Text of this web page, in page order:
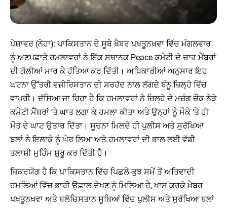
ਪੇਸ਼ਾਵਰ (ਨੇਹਾ): ਪਾਕਿਸਤਾਨ ਦੇ ਸੂਬੇ ਖ਼ੈਬਰ ਪਖ਼ਤੂਨਖ਼ਵਾ ਵਿੱਚ ਮੰਗਲਵਾਰ
ਨੂੰ ਅਣਪਛਾਤੇ ਹਮਲਾਵਰਾਂ ਨੇ ਇੱਕ ਸਥਾਨਕ Peace ਕਮੇਟੀ ਦੇ ਚਾਰ ਮੈਂਬਰਾਂ
ਦੀ ਗੋਲੀਆਂ ਮਾਰ ਕੇ ਹੱਤਿਆ ਕਰ ਦਿੱਤੀ। ਅਧਿਕਾਰੀਆਂ ਅਨੁਸਾਰ ਇਹ
ਘਟਨਾ ਉੱਤਰੀ ਵਜ਼ੀਰਿਸਤਾਨ ਦੀ ਸਰਹੱਦ ਨਾਲ ਲੱਗਦੇ ਬੰਨੂ ਜ਼ਿਲ੍ਹੇ ਵਿੱਚ
ਵਾਪਰੀ। ਦੱਸਿਆ ਜਾ ਰਿਹਾ ਹੈ ਕਿ ਹਮਲਾਵਰਾਂ ਨੇ ਜ਼ਿਲ੍ਹੇ ਦੇ ਮਜ਼ੰਗ ਚੌਕ ਨੇੜੇ
ਕਮੇਟੀ ਮੈਂਬਰਾਂ ’ਤੇ ਘਾਤ ਲਗਾ ਕੇ ਹਮਲਾ ਕੀਤਾ ਅਤੇ ਉਨ੍ਹਾਂ ਨੂੰ ਮੌਕੇ ’ਤੇ ਹੀ
ਮੌਤ ਦੇ ਘਾਟ ਉਤਾਰ ਦਿੱਤਾ। ਸੂਚਨਾ ਮਿਲਦੇ ਹੀ ਪੁਲੀਸ ਅਤੇ ਸੁਰੱਖਿਆ
ਬਲਾਂ ਨੇ ਇਲਾਕੇ ਨੂੰ ਘੇਰ ਲਿਆ ਅਤੇ ਹਮਲਾਵਰਾਂ ਦੀ ਭਾਲ ਲਈ ਵੱਡੀ
ਤਲਾਸ਼ੀ ਮੁਹਿੰਮ ਸ਼ੁਰੂ ਕਰ ਦਿੱਤੀ ਹੈ।
ਜ਼ਿਕਰਯੋਗ ਹੈ ਕਿ ਪਾਕਿਸਤਾਨ ਵਿੱਚ ਪਿਛਲੇ ਕੁਝ ਸਮੇਂ ਤੋਂ ਅਤਿਵਾਦੀ
ਹਮਲਿਆਂ ਵਿੱਚ ਭਾਰੀ ਉਛਾਲ ਦੇਖਣ ਨੂੰ ਮਿਲਿਆ ਹੈ, ਖਾਸ ਕਰਕੇ ਖ਼ੈਬਰ
ਪਖ਼ਤੂਨਖ਼ਵਾ ਅਤੇ ਬਲੋਚਿਸਤਾਨ ਸੂਬਿਆਂ ਵਿੱਚ ਪੁਲੀਸ ਅਤੇ ਸੁਰੱਖਿਆ ਬਲਾਂ